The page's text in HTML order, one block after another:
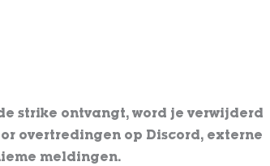
strike ontvangt, word je verwijderd
overtredingen op Discord, externe
meldingen.